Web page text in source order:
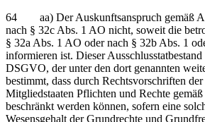
64 aa) Der Auskunftsanspruch gemäß
nach § 32c Abs. 1 AO nicht, soweit die
§ 32a Abs. 1 AO oder nach § 32b Abs. 1
informieren ist. Dieser
DSGVO, der unter den dort genannten
bestimmt, dass durch Rechtsvorschriften
Mitgliedstaaten Pflichten und Rechte
beschränkt werden können, sofern eine
Wesensgehalt der Grundrechte und